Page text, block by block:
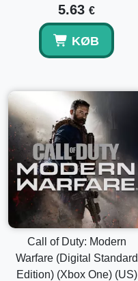
5.63 €
KØB
Call of Duty: Modern
Warfare (Digital Standard
Edition) (Xbox One) (US)